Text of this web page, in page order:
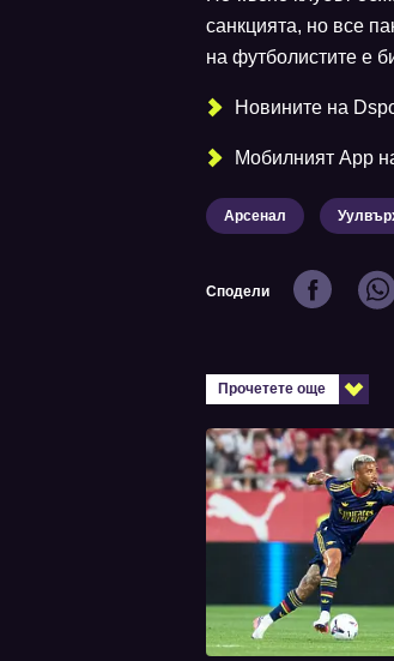
санкцията, но все
на футболистите е
Новините на
Мобилният Аpp
Арсенал
Сподели
Прочетете още